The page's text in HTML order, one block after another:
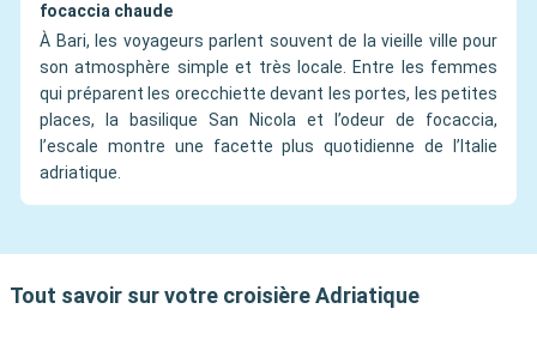
focaccia chaude
À Bari, les voyageurs parlent souvent de la vieille ville pour
son atmosphère simple et très locale. Entre les femmes
qui préparent les orecchiette devant les portes, les petites
places, la basilique San Nicola et l’odeur de focaccia,
l’escale montre une facette plus quotidienne de l’Italie
adriatique.
Tout savoir sur votre croisière Adriatique